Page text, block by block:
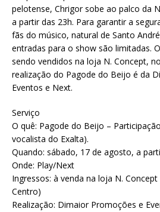
pelotense, Chrigor sobe ao palco da
a partir das 23h. Para garantir a
fãs do músico, natural de Santo
entradas para o show são limitadas.
sendo vendidos na loja N. Concept,
realização do Pagode do Beijo é da
Eventos e Next.
Serviço
O quê: Pagode do Beijo –
vocalista do Exalta).
Quando: sábado, 17 de agosto, a
Onde: Play/Next
Ingressos: à venda na loja N.
Centro)
Realização: Dimaior Promoções e